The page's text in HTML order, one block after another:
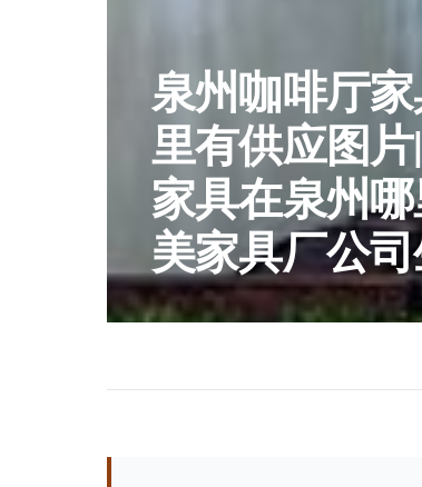
泉州咖啡厅
里有供应图
家具在泉州
美家具厂公